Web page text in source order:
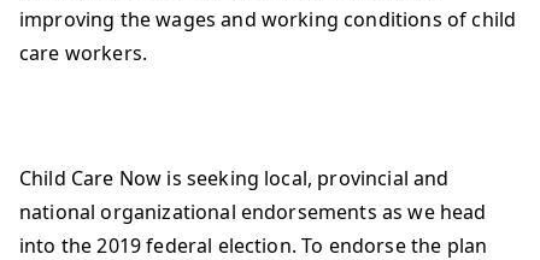
improving the wages and working conditions of child
care workers.
Child Care Now is seeking local, provincial and
national organizational endorsements as we head
into the 2019 federal election. To endorse the plan